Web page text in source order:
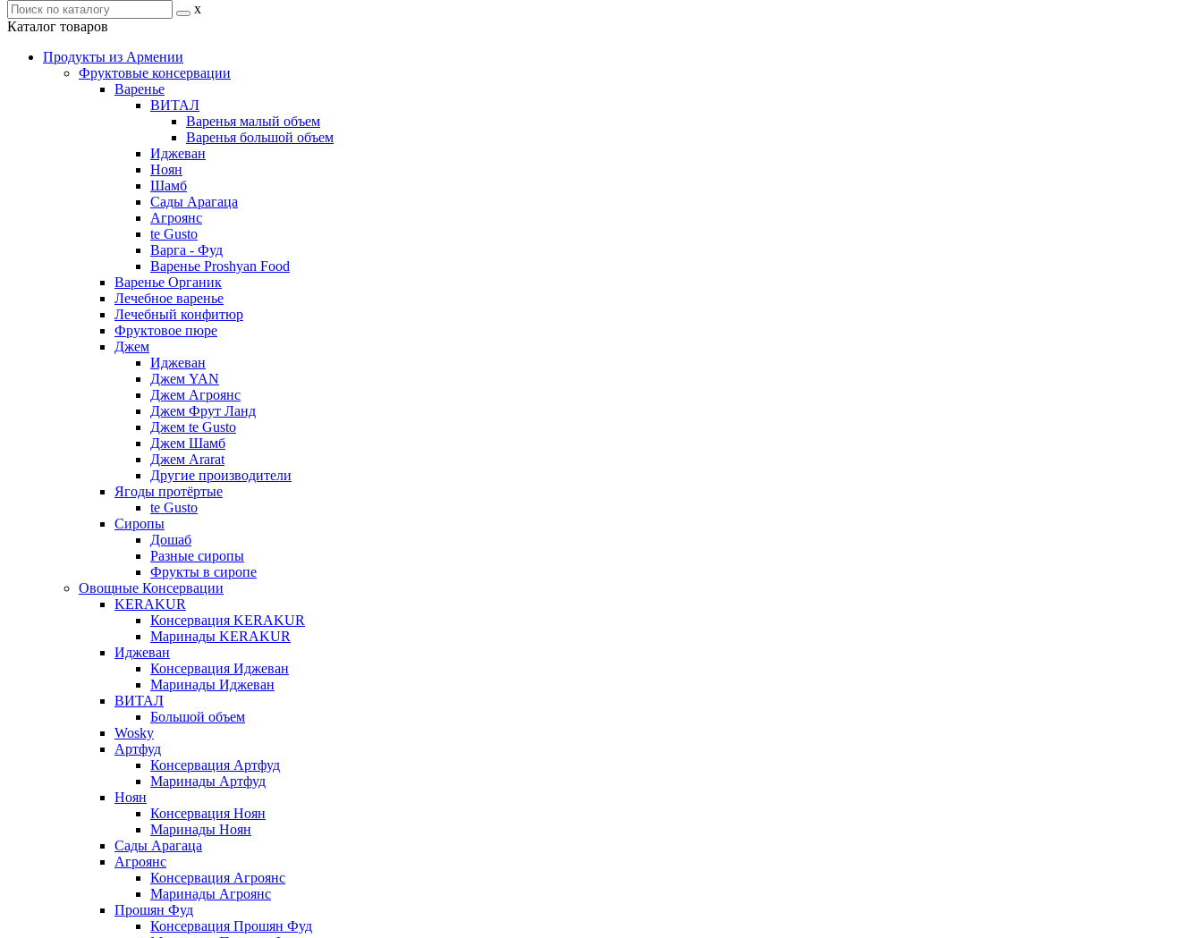
x
Каталог товаров
Продукты из Армении
Фруктовые консервации
Варенье
ВИТАЛ
Варенья малый объем
Варенья большой объем
Иджеван
Ноян
Шамб
Сады Арагаца
Агроянс
te Gusto
Варга - Фуд
Варенье Proshyan Food
Варенье Органик
Лечебное варенье
Лечебный конфитюр
Фруктовое пюре
Джем
Иджеван
Джем YAN
Джем Агроянс
Джем Фрут Ланд
Джем te Gusto
Джем Шамб
Джем Ararat
Другие производители
Ягоды протёртые
te Gusto
Сиропы
Дошаб
Разные сиропы
Фрукты в сиропе
Овощные Консервации
KERAKUR
Консервация KERAKUR
Маринады KERAKUR
Иджеван
Консервация Иджеван
Маринады Иджеван
ВИТАЛ
Большой объем
Wosky
Артфуд
Консервация Артфуд
Маринады Артфуд
Ноян
Консервация Ноян
Маринады Ноян
Сады Арагаца
Агроянс
Консервация Агроянс
Маринады Агроянс
Прошян Фуд
Консервация Прошян Фуд